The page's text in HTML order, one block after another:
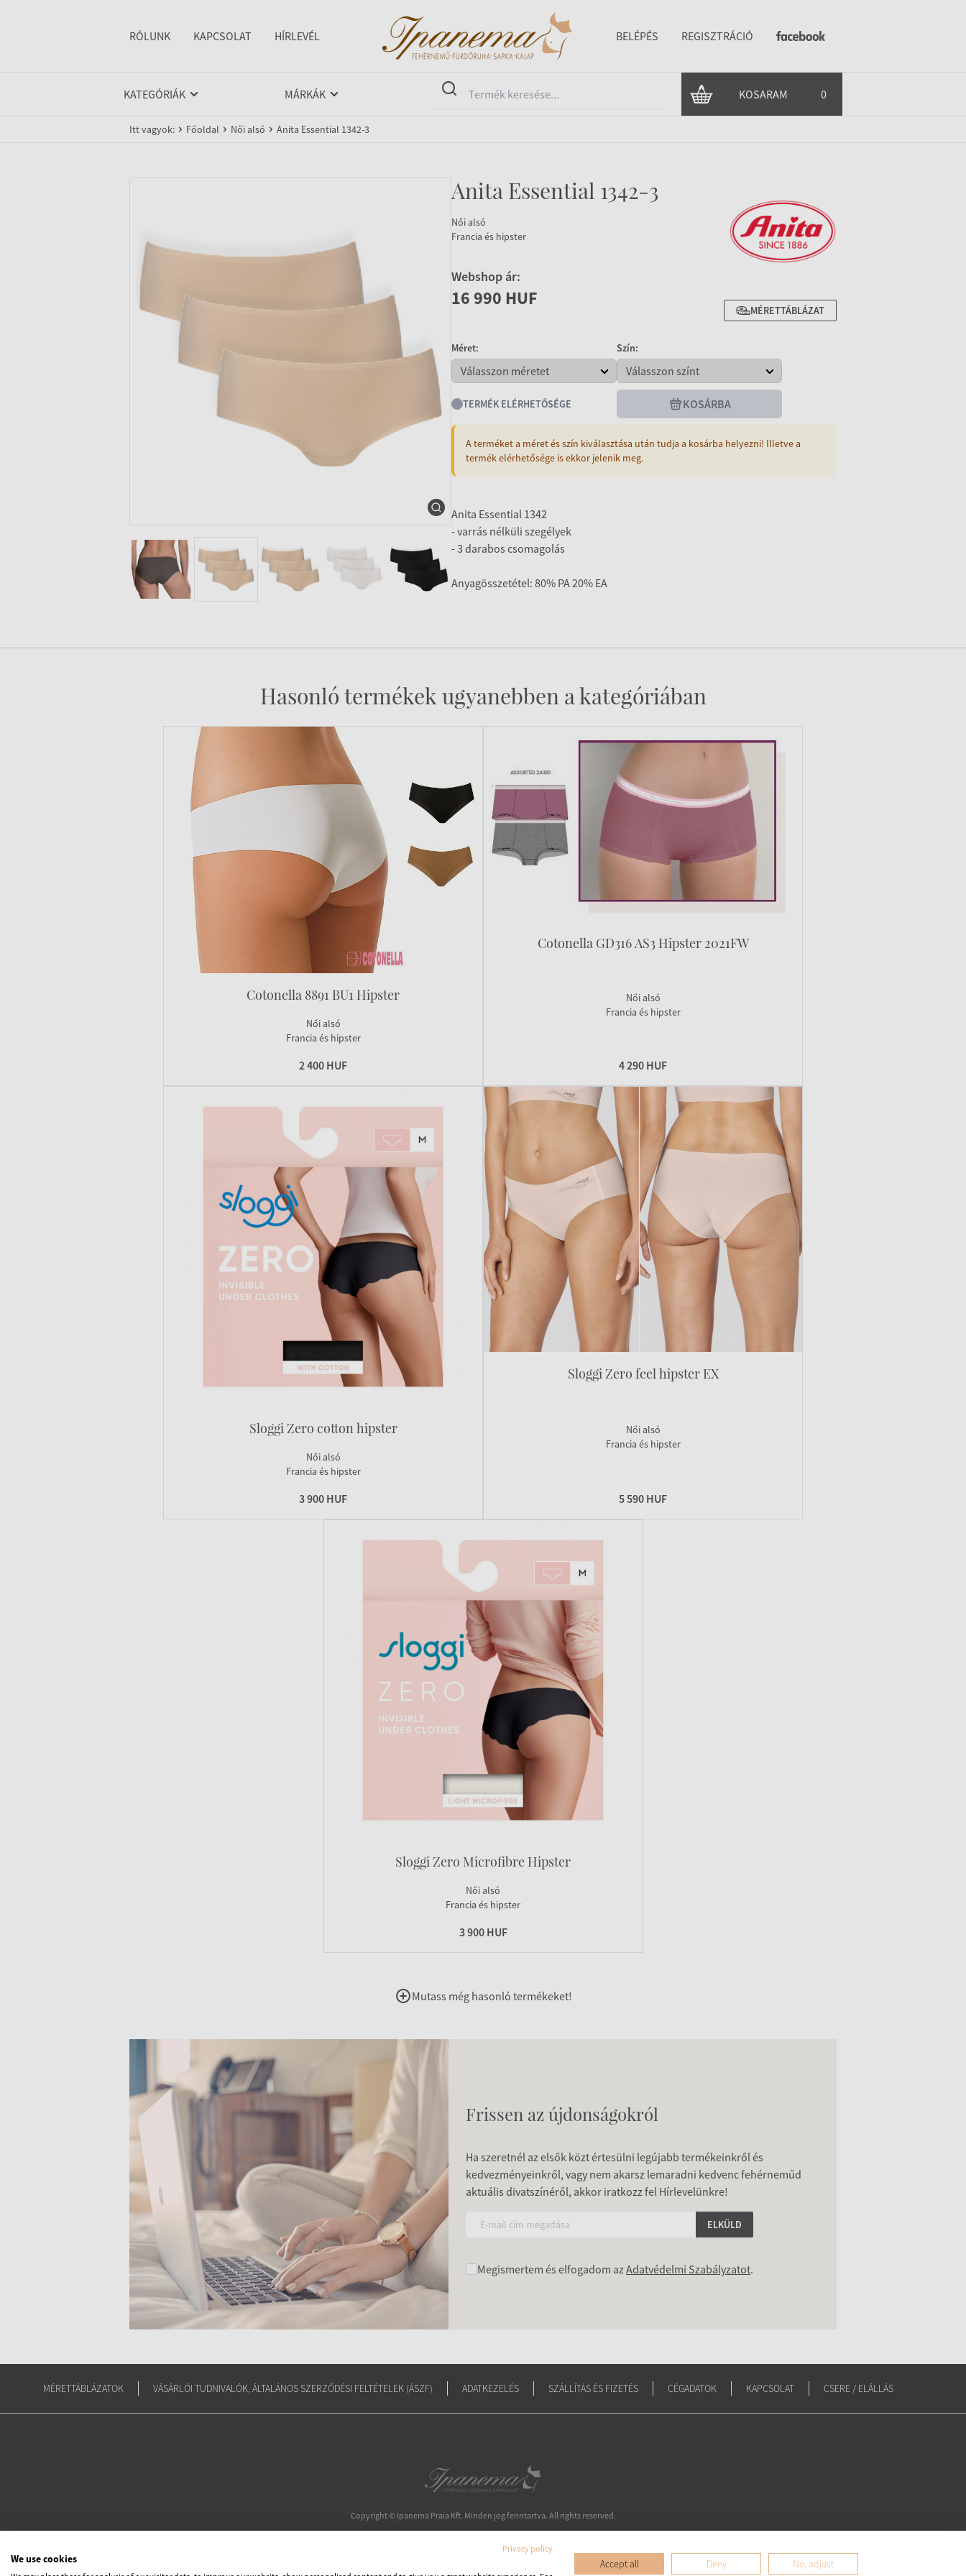
RÓLUNK KAPCSOLAT HÍRLEVÉL BELÉPÉS REGISZTRÁCIÓ
KATEGÓRIÁK MÁRKÁK KOSARAM 0
Itt vagyok: Főoldal Női alsó Anita Essential 1342-3
Anita Essential 1342-3
Női alsó
Francia és hipster
Webshop ár:
16 990 HUF
MÉRETTÁBLÁZAT
Méret: Szín:
TERMÉK ELÉRHETŐSÉGE KOSÁRBA
A terméket a méret és szín kiválasztása után tudja a kosárba helyezni! Illetve a
termék elérhetősége is ekkor jelenik meg.
Anita Essential 1342
- varrás nélküli szegélyek
- 3 darabos csomagolás
Anyagösszetétel: 80% PA 20% EA
Hasonló termékek ugyanebben a kategóriában
Cotonella 8891 BU1 Hipster
Női alsó
Francia és hipster
2 400 HUF
Cotonella GD316 AS3 Hipster 2021FW
Női alsó
Francia és hipster
4 290 HUF
Sloggi Zero cotton hipster
Női alsó
Francia és hipster
3 900 HUF
Sloggi Zero feel hipster EX
Női alsó
Francia és hipster
5 590 HUF
Sloggi Zero Microfibre Hipster
Női alsó
Francia és hipster
3 900 HUF
Mutass még hasonló termékeket!
Frissen az újdonságokról
Ha szeretnél az elsők közt értesülni legújabb termékeinkről és
kedvezményeinkről, vagy nem akarsz lemaradni kedvenc fehérneműd
aktuális divatszínéről, akkor iratkozz fel Hírlevelünkre!
ELKÜLD
Megismertem és elfogadom azAdatvédelmi Szabályzatot.
MÉRETTÁBLÁZATOK VÁSÁRLÓI TUDNIVALÓK, ÁLTALÁNOS SZERZŐDÉSI FELTÉTELEK (ÁSZF) ADATKEZELÉS SZÁLLÍTÁS ÉS FIZETÉS CÉGADATOK KAPCSOLAT CSERE / ELÁLLÁS
Copyright © Ipanema Praia Kft. Minden jog fenntartva. All rights reserved.
Privacy policy
We use cookies Accept all Deny No, adjust